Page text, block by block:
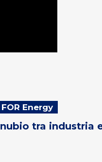
Energy
tra industria